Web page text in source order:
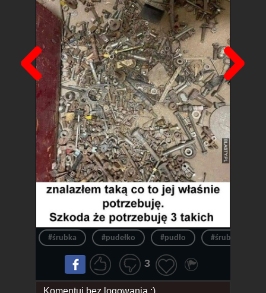
Poprzedni
#śrubka #pudełko #pudło #śrubki
3
Komentuj bez logowania :)